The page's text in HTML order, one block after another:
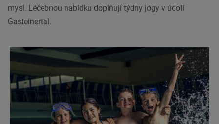
mysl. Léčebnou nabídku doplňují týdny jógy v údolí
Gasteinertal.